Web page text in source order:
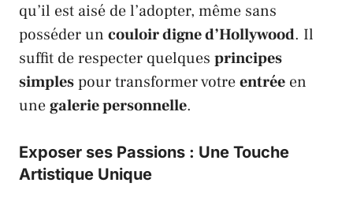
qu’il est aisé de l’adopter, même sans
posséder un couloir digne d’Hollywood. Il
suffit de respecter quelques principes
simplespour transformer votreentrée en
unegalerie personnelle.
Exposer ses Passions : Une Touche
Artistique Unique